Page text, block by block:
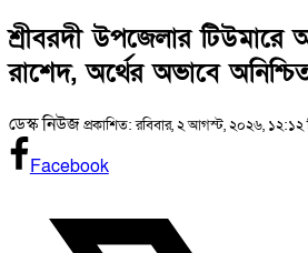
শ্রীবরদী উপজেলার টিউমারে
রাশেদ, অর্থের অভাবে
ডেস্ক নিউজপ্রকাশিত: রবিবার, ২ আগস্ট, ২০২৬,
Facebook